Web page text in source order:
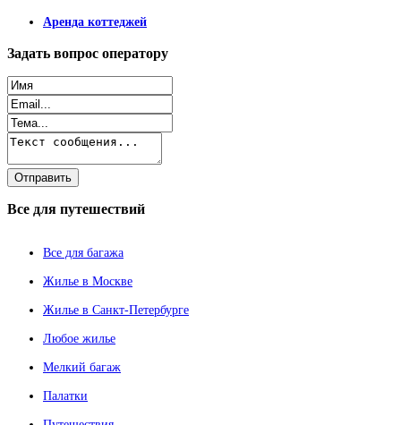
Аренда коттеджей
Задать вопрос оператору
Все для путешествий
Все для багажа
Жилье в Москве
Жилье в Санкт-Петербурге
Любое жилье
Мелкий багаж
Палатки